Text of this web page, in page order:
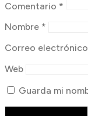
Comentario *
Nombre *
Correo electrónico
Web
Guarda mi